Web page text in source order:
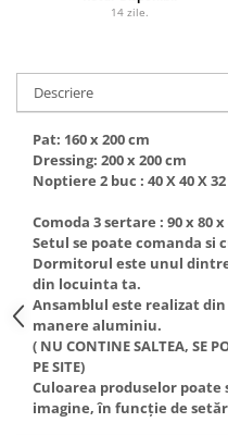
14 zile.
Descriere
Pat: 160 x 200 cm
Dressing: 200 x 200 cm
Noptiere 2 buc : 40 X 40 X
Comoda 3 sertare : 90 x 80 x
Setul se poate comanda si
Dormitorul este unul
din locuinta ta.
Ansamblul este realizat din
manere aluminiu.
( NU CONTINE SALTEA, SE
PE SITE)
Culoarea produselor poate
imagine, în funcție de